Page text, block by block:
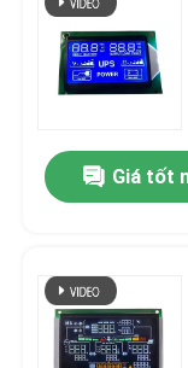
Tham quan
Liên hệ chúng
Yêu cầu báo giá
Màn hình LCD
Giá tốt